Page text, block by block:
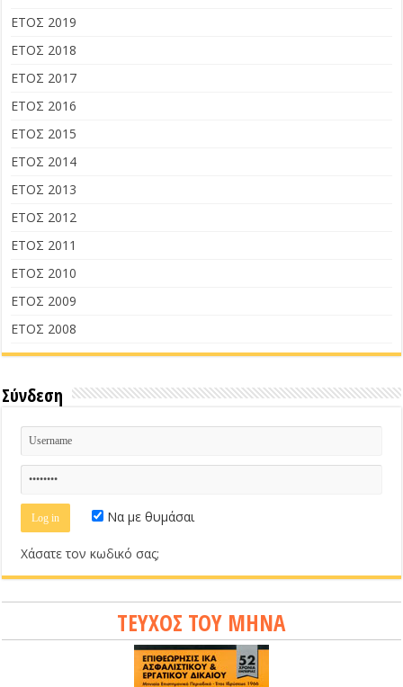
ΕΤΟΣ 2019
ΕΤΟΣ 2018
ΕΤΟΣ 2017
ΕΤΟΣ 2016
ΕΤΟΣ 2015
ΕΤΟΣ 2014
ΕΤΟΣ 2013
ΕΤΟΣ 2012
ΕΤΟΣ 2011
ΕΤΟΣ 2010
ΕΤΟΣ 2009
ΕΤΟΣ 2008
Σύνδεση
Να με θυμάσαι
Χάσατε τον κωδικό σας;
ΤΕΥΧΟΣ ΤΟΥ ΜΗΝΑ